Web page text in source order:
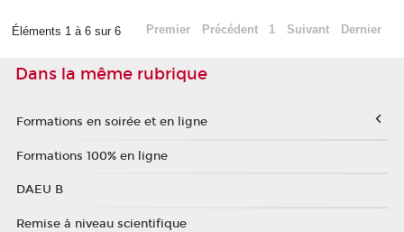
Éléments 1 à 6 sur 6 Premier Précédent 1 Suivant Dernier
Dans la même rubrique
Formations en soirée et en ligne
Formations 100% en ligne
DAEU B
Remise à niveau scientifique